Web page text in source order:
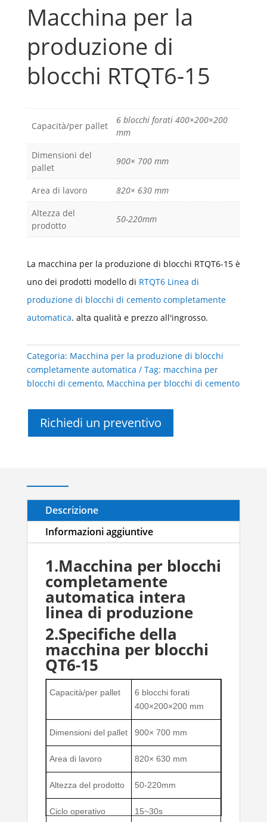
Macchina per la
produzione di
blocchi RTQT6-15
Capacità/per pallet
6 blocchi forati 400×200×200
mm
Dimensioni del
pallet
900× 700 mm
Area di lavoro
820× 630 mm
Altezza del
prodotto
50-220mm
La macchina per la produzione di blocchi RTQT6-15 è
uno dei prodotti modello di RTQT6 Linea di
produzione di blocchi di cemento completamente
automatica. alta qualità e prezzo all'ingrosso.
Categoria: Macchina per la produzione di blocchi
completamente automatica
Tag: macchina per
blocchi di cemento, Macchina per blocchi di cemento
Richiedi un preventivo
Descrizione
Informazioni aggiuntive
1.Macchina per blocchi
completamente
automatica intera
linea di produzione
2.Specifiche della
macchina per blocchi
QT6-15
Capacità/per pallet
6 blocchi forati
400×200×200 mm
Dimensioni del pallet 900× 700 mm
Area di lavoro 820× 630 mm
Altezza del prodotto 50-220mm
Ciclo operativo 15~30s